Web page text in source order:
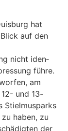
hat
auf den
nicht iden­
führe.
am
und 13-
Stielmusparks
haben, zu
der